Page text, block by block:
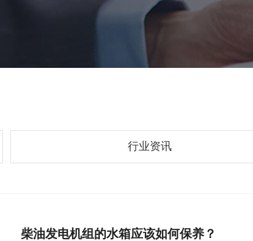
行业资讯
柴油发电机组的水箱应该如何保养？